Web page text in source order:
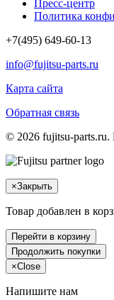
Пресс-центр
Политика
+7(495) 649-60-13
info@fujitsu-parts.ru
Карта сайта
Обратная связь
© 2026 fujitsu-
×Закрыть
Товар добавлен в
Перейти в корзину
Продолжить покупки
×Close
Напишите нам